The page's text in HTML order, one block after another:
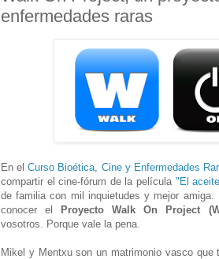
enfermedades raras
En elCurso Bioética, Cine y Enfermedades
compartir el cine-fórum de la película "El
de familia con mil inquietudes y mejor
conocer el Proyecto Walk On Project
vosotros. Porque vale la pena.
Mikel y Mentxu son un matrimonio vasco que